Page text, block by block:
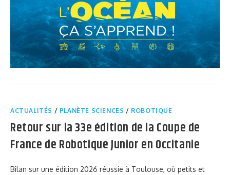
ACTUALITÉS / PLANÈTE SCIENCES / ROBOTIQUE
Retour sur la 33e édition de la Coupe de
France de Robotique Junior en Occitanie
Bilan sur une édition 2026 réussie à Toulouse, où petits et